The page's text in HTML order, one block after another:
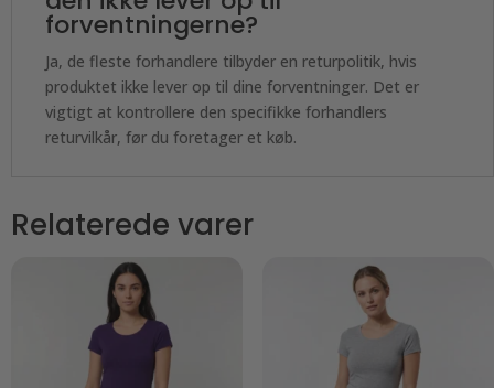
forventningerne?
Ja, de fleste forhandlere tilbyder en returpolitik, hvis
produktet ikke lever op til dine forventninger. Det er
vigtigt at kontrollere den specifikke forhandlers
returvilkår, før du foretager et køb.
Relaterede varer